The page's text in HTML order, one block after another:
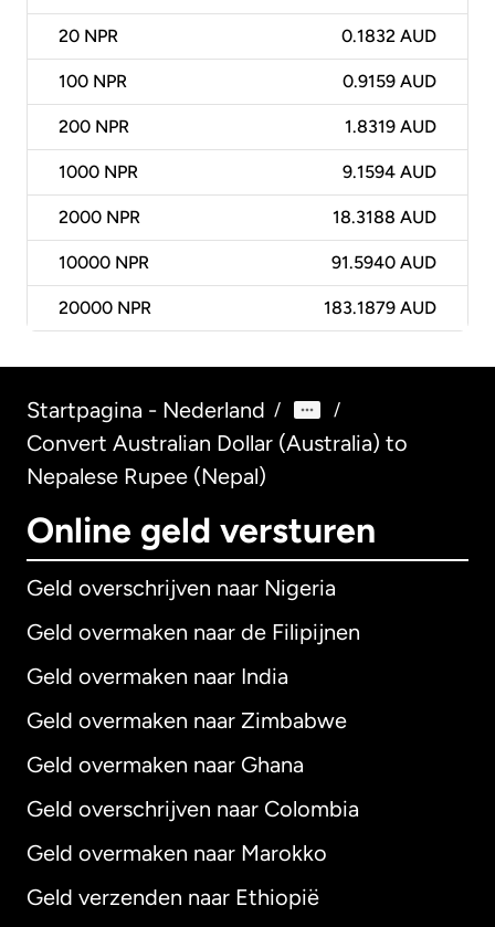
20 NPR 0.1832 AUD
100 NPR 0.9159 AUD
200 NPR 1.8319 AUD
1000 NPR 9.1594 AUD
2000 NPR 18.3188 AUD
10000 NPR 91.5940 AUD
20000 NPR 183.1879 AUD
Startpagina - Nederland / /
Convert Australian Dollar (Australia) to
Nepalese Rupee (Nepal)
Online geld versturen
Geld overschrijven naar Nigeria
Geld overmaken naar de Filipijnen
Geld overmaken naar India
Geld overmaken naar Zimbabwe
Geld overmaken naar Ghana
Geld overschrijven naar Colombia
Geld overmaken naar Marokko
Geld verzenden naar Ethiopië